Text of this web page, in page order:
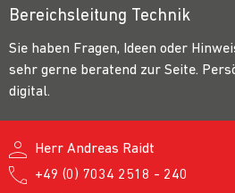
Bereichsleitung Technik
Sie haben Fragen, Ideen oder
sehr gerne beratend zur Seite.
digital.
Herr Andreas Raidt
+49 (0) 7034 2518 - 240